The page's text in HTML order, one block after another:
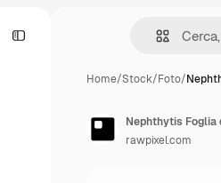
Home/Stock/Foto/
Nephthytis Foglia
rawpixel.com